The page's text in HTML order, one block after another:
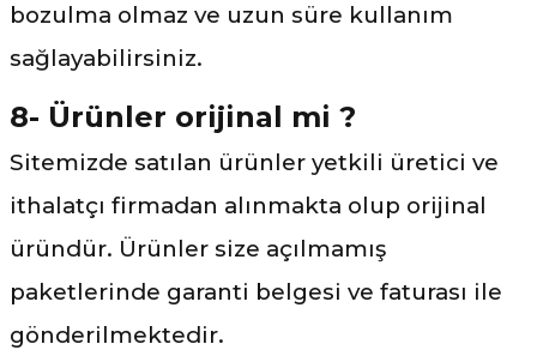
bozulma olmaz ve uzun süre kullanım
sağlayabilirsiniz.
8- Ürünler orijinal mi ?
Sitemizde satılan ürünler yetkili üretici ve
ithalatçı firmadan alınmakta olup orijinal
üründür. Ürünler size açılmamış
paketlerinde garanti belgesi ve faturası ile
gönderilmektedir.